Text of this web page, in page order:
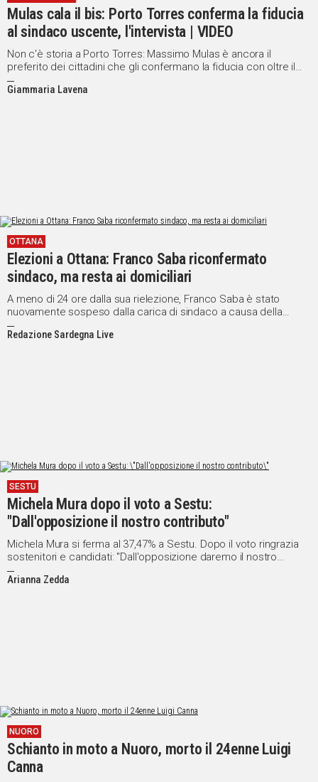
Mulas cala il bis: Porto Torres conferma la fiducia
al sindaco uscente, l'intervista | VIDEO
Non c'è storia a Porto Torres: Massimo Mulas è ancora il
preferito dei cittadini che gli confermano la fiducia con oltre il
60% delle preferenze
Giammaria Lavena
OTTANA
Elezioni a Ottana: Franco Saba riconfermato
sindaco, ma resta ai domiciliari
A meno di 24 ore dalla sua rielezione, Franco Saba è stato
nuovamente sospeso dalla carica di sindaco a causa della
misura cautelare degli arresti domiciliari per presunta tentata
concussione
Redazione Sardegna Live
SESTU
Michela Mura dopo il voto a Sestu:
"Dall'opposizione il nostro contributo"
Michela Mura si ferma al 37,47% a Sestu. Dopo il voto ringrazia
sostenitori e candidati: "Dall'opposizione daremo il nostro
contributo"
Arianna Zedda
NUORO
Schianto in moto a Nuoro, morto il 24enne Luigi
Canna